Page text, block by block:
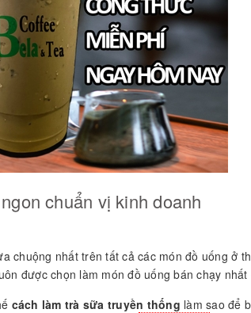
chuẩn vị kinh doanh
chuộng nhất trên tất cả các món đồ uống ở
được chọn làm món đồ uống bán chạy
cách làm trà sữa truyền thống làm sao để